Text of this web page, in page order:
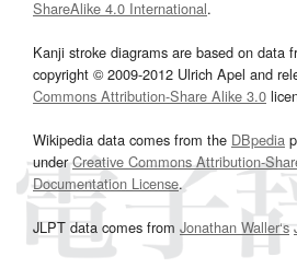
ShareAlike 4.0 International.
Kanji stroke diagrams are based on data
copyright © 2009-2012 Ulrich Apel and
Commons Attribution-Share Alike 3.0
Wikipedia data comes from the DBpedia
underCreative Commons Attribution-
Documentation License.
JLPT data comes from Jonathan Waller‘s